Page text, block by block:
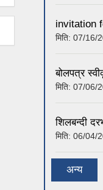
invitation
मिति: 07/16/
बोलपत्र
मिति: 07/06/
शिलबन्दी
मिति: 06/04/
अन्य